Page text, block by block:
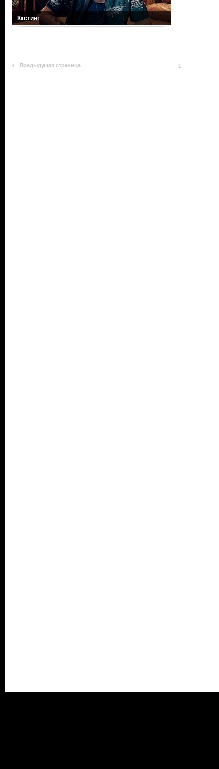
Кастинг
Предыдущая страница 1